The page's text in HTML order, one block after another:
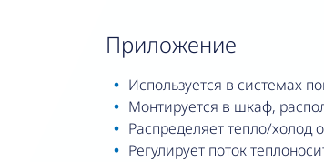
приложение
Используется в системах
Монтируется в шкаф,
Распределяет тепло/холод
Регулирует поток